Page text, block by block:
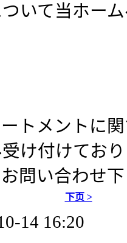
いて当ホー
トメントに
け付けてお
問い合わせ
下页 >
14 16:20